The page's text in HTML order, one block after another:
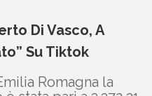
Di Vasco, A
Su Tiktok
Romagna la